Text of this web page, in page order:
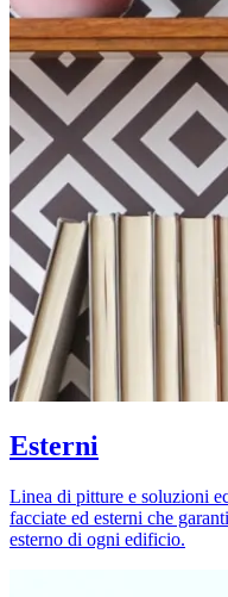
Esterni
Linea di pitture e soluzioni
facciate ed esterni che
esterno di ogni edificio.